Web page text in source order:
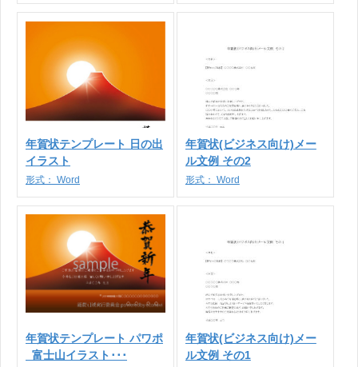
年賀状テンプレート 日の出
イラスト
形式： Word
年賀状(ビジネス向け)メー
ル文例 その2
形式： Word
年賀状テンプレート パワポ
_富士山イラスト･･･
年賀状(ビジネス向け)メー
ル文例 その1